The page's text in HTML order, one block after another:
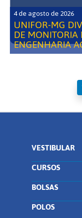
4 de agosto de 2026
UNIFOR-MG
DE MONITORIA
ENGENHARIA
VESTIBULAR
CURSOS
BOLSAS
POLOS